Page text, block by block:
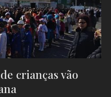
crianças vão